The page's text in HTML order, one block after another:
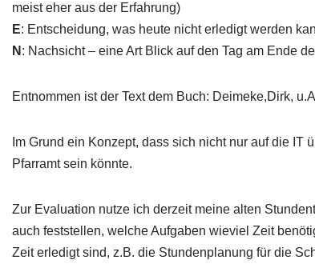
meist eher aus der Erfahrung)
E: Entscheidung, was heute nicht erledigt werden
N : Nachsicht – eine Art Blick auf den Tag am Ende
Entnommen ist der Text dem Buch: Deimeke,Dirk,
Im Grund ein Konzept, dass sich nicht nur auf die
Pfarramt sein könnte.
Zur Evaluation nutze ich derzeit meine alten
auch feststellen, welche Aufgaben wieviel Zeit
Zeit erledigt sind, z.B. die Stundenplanung für die